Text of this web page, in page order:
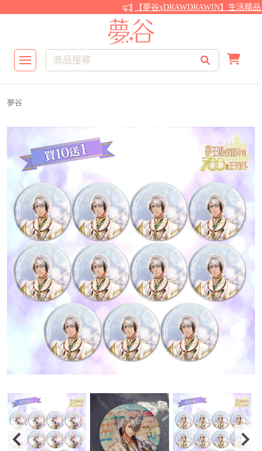
【夢谷xDRAWDRAWIN】生活精品
夢谷